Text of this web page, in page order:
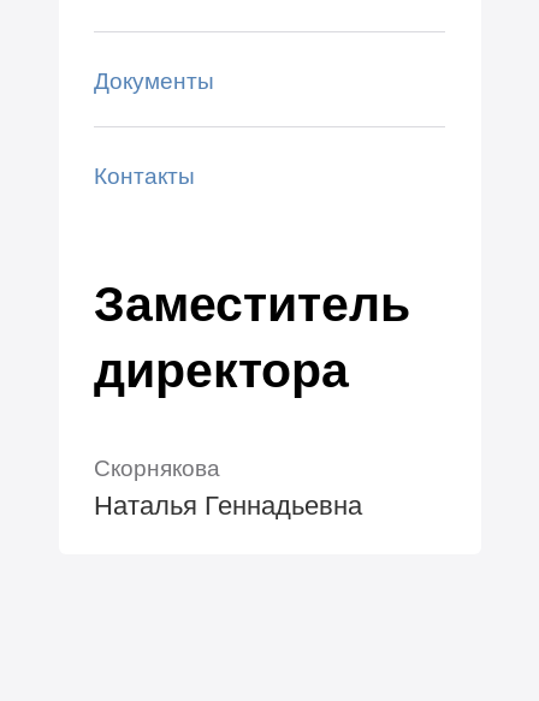
Документы
Контакты
Заместитель
директора
Скорнякова
Наталья Геннадьевна